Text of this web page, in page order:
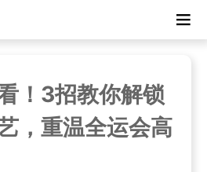
！3招教你解锁
，重温全运会高